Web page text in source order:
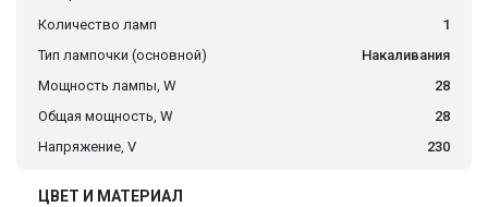
Количество ламп
1
Тип лампочки (основной)
Накаливания
Мощность лампы, W
28
Общая мощность, W
28
Напряжение, V
230
ЦВЕТ И МАТЕРИАЛ